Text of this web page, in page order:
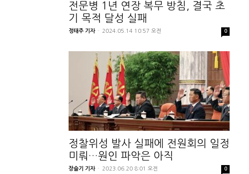
전문병 1년 연장 복무 방침, 결국 초
기 목적 달성 실패
정태주 기자 - 2024.05.14 10:57 오전 0
정찰위성 발사 실패에 전원회의 일정
미뤄…원인 파악은 아직
장슬기 기자 - 2023.06.20 8:01 오전 0